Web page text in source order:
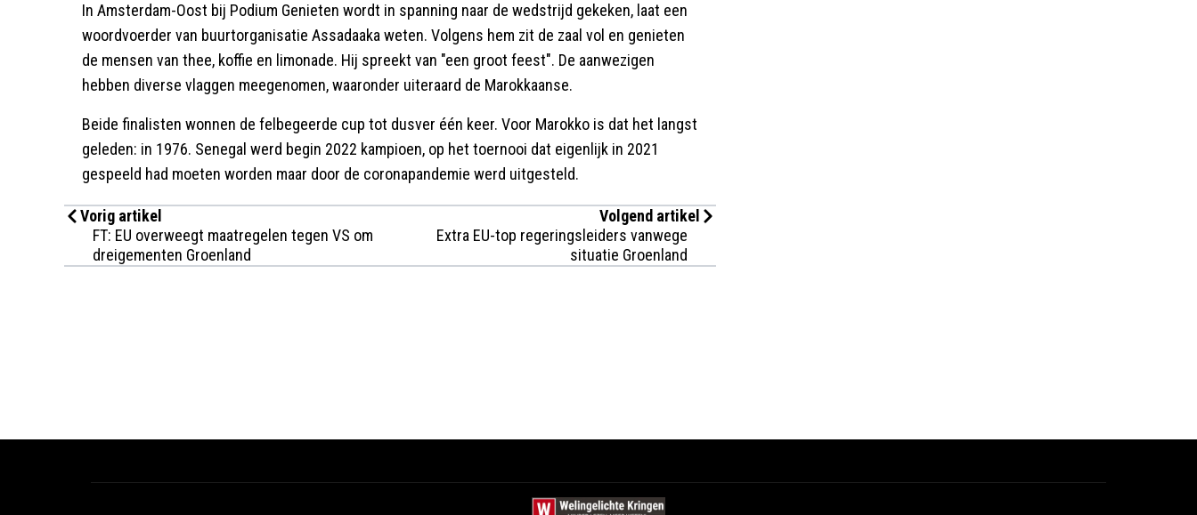
In Amsterdam-Oost bij Podium Genieten wordt in spanning naar de wedstrijd gekeken, laat een
woordvoerder van buurtorganisatie Assadaaka weten. Volgens hem zit de zaal vol en genieten
de mensen van thee, koffie en limonade. Hij spreekt van "een groot feest". De aanwezigen
hebben diverse vlaggen meegenomen, waaronder uiteraard de Marokkaanse.
Beide finalisten wonnen de felbegeerde cup tot dusver één keer. Voor Marokko is dat het langst
geleden: in 1976. Senegal werd begin 2022 kampioen, op het toernooi dat eigenlijk in 2021
gespeeld had moeten worden maar door de coronapandemie werd uitgesteld.
Vorig artikel
FT: EU overweegt maatregelen tegen VS om
dreigementen Groenland
Volgend artikel
Extra EU-top regeringsleiders vanwege
situatie Groenland